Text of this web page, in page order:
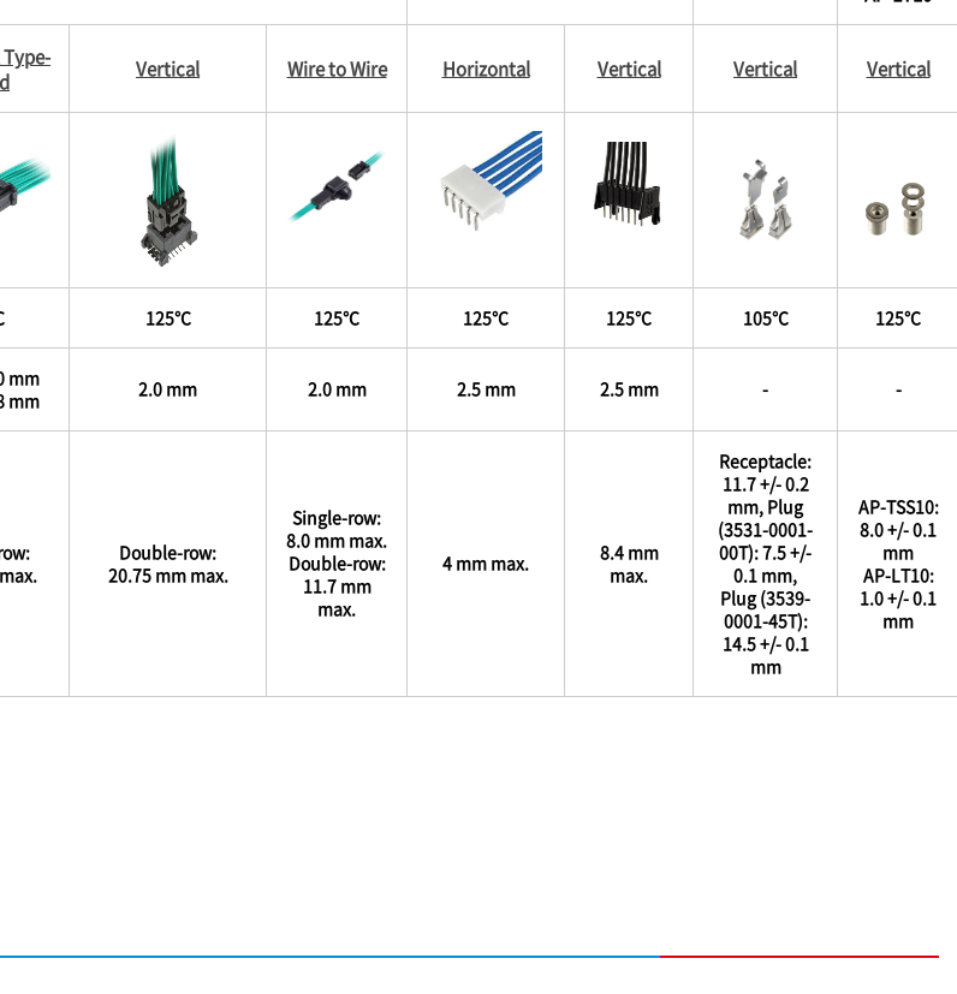
Vertical Wire to Wire Horizontal Vertical Vertical Vertical
125℃ 125℃ 125℃ 125℃ 105℃ 125℃
mm
mm
2.0 mm 2.0 mm 2.5 mm 2.5 mm - -
Double-row:
20.75 mm max.
Single-row:
8.0 mm max.
Double-row:
11.7 mm
max.
4 mm max.
8.4 mm
max.
Receptacle:
11.7 +/- 0.2
mm, Plug
(3531-0001-
00T): 7.5 +/-
0.1 mm,
Plug (3539-
0001-45T):
14.5 +/- 0.1
mm
AP-TSS10:
8.0 +/- 0.1
mm
AP-LT10:
1.0 +/- 0.1
mm